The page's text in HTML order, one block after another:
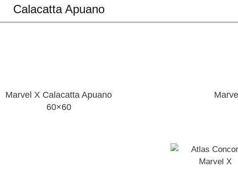
Calacatta Apuano
Marvel X Calacatta Apuano
60×60